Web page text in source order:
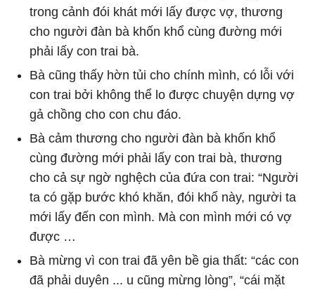
trong cảnh đói khát mới lấy được vợ, thương
cho người đàn bà khốn khổ cùng đường mới
phải lấy con trai bà.
Bà cũng thấy hờn tủi cho chính mình, có lỗi với
con trai bởi không thể lo được chuyện dựng vợ
gả chồng cho con chu đáo.
Bà cảm thương cho người đàn bà khốn khổ
cùng đường mới phải lấy con trai bà, thương
cho cả sự ngờ nghệch của đứa con trai: “Người
ta có gặp bước khó khăn, đói khổ này, người ta
mới lấy đến con mình. Mà con mình mới có vợ
được …
Bà mừng vì con trai đã yên bề gia thất: “các con
đã phải duyên ... u cũng mừng lòng”, “cái mặt